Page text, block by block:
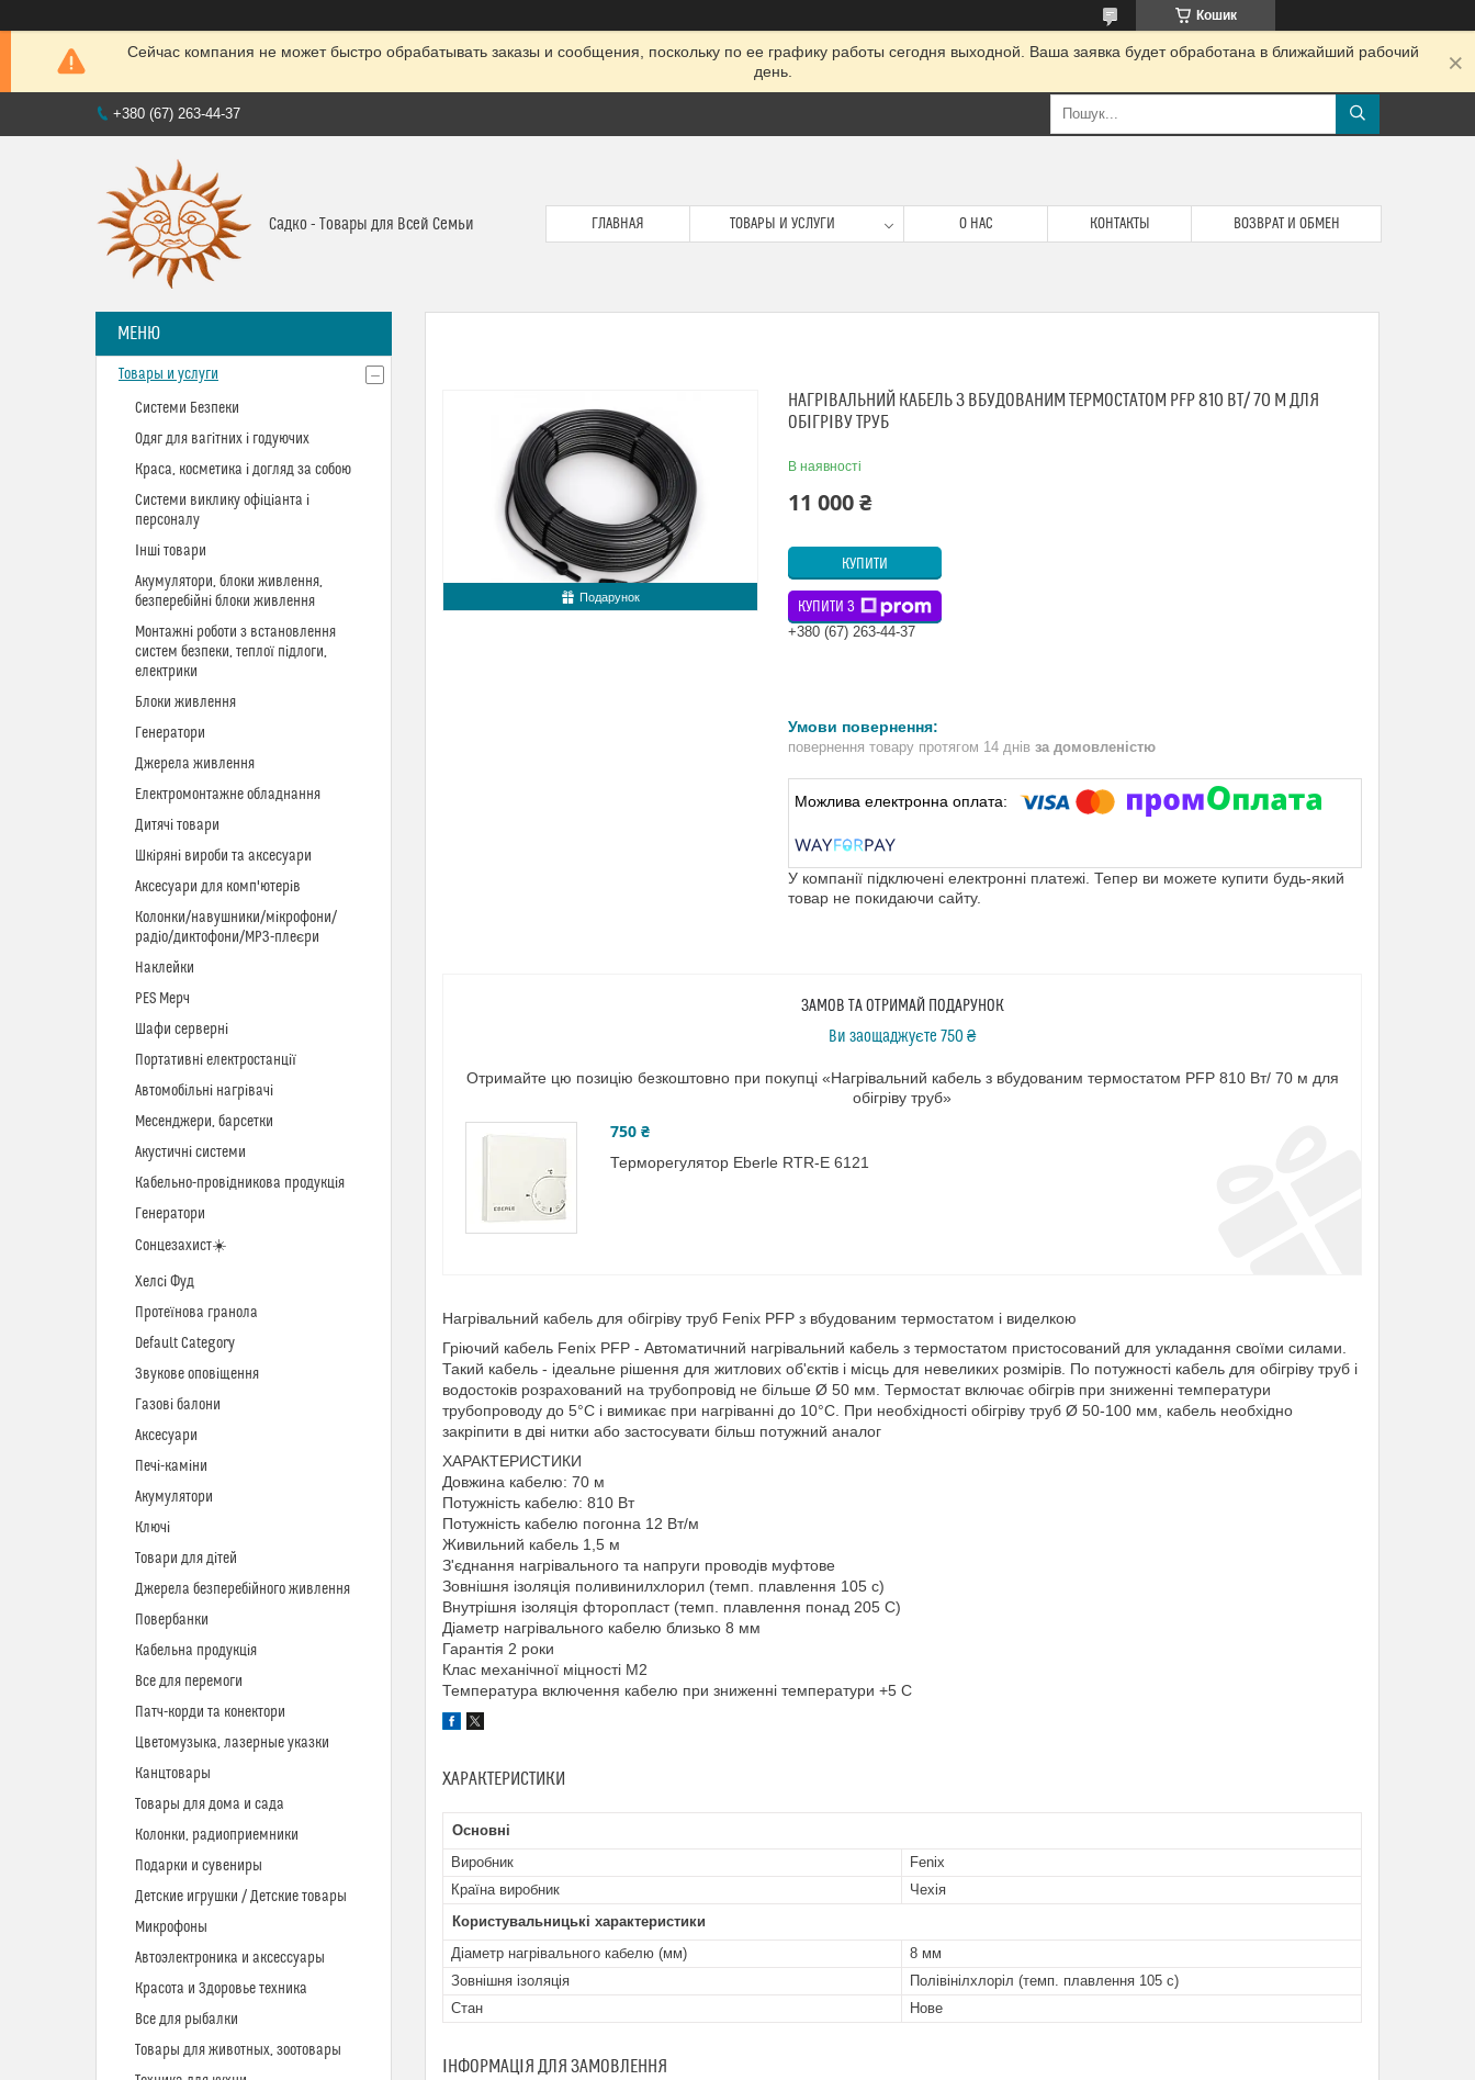
Кошик
Сейчас компания не может быстро обрабатывать заказы и сообщения, поскольку по ее графику работы сегодня выходной. Ваша заявка будет обработана в ближайший рабочий
день.
+380 (67) 263-44-37
Садко - Товары для Всей Семьи ГЛАВНАЯ ТОВАРЫ И УСЛУГИ О НАС КОНТАКТЫ ВОЗВРАТ И ОБМЕН
Подарунок
НАГРІВАЛЬНИЙ КАБЕЛЬ З ВБУДОВАНИМ ТЕРМОСТАТОМ PFP 810 ВТ/ 70 М ДЛЯ
ОБІГРІВУ ТРУБ
В наявності
11 000 ₴
КУПИТИ
КУПИТИ З
+380 (67) 263-44-37
повернення товару протягом 14 днів за домовленістю
У компанії підключені електронні платежі. Тепер ви можете купити будь-який
товар не покидаючи сайту.
ЗАМОВ ТА ОТРИМАЙ ПОДАРУНОК
Ви заощаджуєте 750 ₴
Отримайте цю позицію безкоштовно при покупці «Нагрівальний кабель з вбудованим термостатом PFP 810 Вт/ 70 м для
обігріву труб»
750 ₴
Терморегулятор Eberle RTR-E 6121
Нагрівальний кабель для обігріву труб Fenix PFP з вбудованим термостатом і виделкою
Гріючий кабель Fenix PFP - Автоматичний нагрівальний кабель з термостатом пристосований для укладання своїми силами.
Такий кабель - ідеальне рішення для житлових об'єктів і місць для невеликих розмірів. По потужності кабель для обігріву труб і
водостоків розрахований на трубопровід не більше Ø 50 мм. Термостат включає обігрів при зниженні температури
трубопроводу до 5°C і вимикає при нагріванні до 10°C. При необхідності обігріву труб Ø 50-100 мм, кабель необхідно
закріпити в дві нитки або застосувати більш потужний аналог
ХАРАКТЕРИСТИКИ
Довжина кабелю: 70 м
Потужність кабелю: 810 Вт
Потужність кабелю погонна 12 Вт/м
Живильний кабель 1,5 м
З'єднання нагрівального та напруги проводів муфтове
Зовнішня ізоляція поливинилхлорил (темп. плавлення 105 с)
Внутрішня ізоляція фторопласт (темп. плавлення понад 205 С)
Діаметр нагрівального кабелю близько 8 мм
Гарантія 2 роки
Клас механічної міцності М2
Температура включення кабелю при зниженні температури +5 С
ХАРАКТЕРИСТИКИ
Основні
Виробник
Fenix
Країна виробник
Чехія
Користувальницькі характеристики
Діаметр нагрівального кабелю (мм)
8 мм
Зовнішня ізоляція
Полівінілхлоріл (темп. плавлення 105 с)
Стан
Нове
ІНФОРМАЦІЯ ДЛЯ ЗАМОВЛЕННЯ
Товары и услуги
Системи Безпеки
Одяг для вагітних і годуючих
Краса, косметика і догляд за собою
Системи виклику офіціанта і
персоналу
Інші товари
Акумулятори, блоки живлення,
безперебійні блоки живлення
Монтажні роботи з встановлення
систем безпеки, теплої підлоги,
електрики
Блоки живлення
Генератори
Джерела живлення
Електромонтажне обладнання
Дитячі товари
Шкіряні вироби та аксесуари
Аксесуари для комп'ютерів
Колонки/навушники/мікрофони/
радіо/диктофони/MP3-плеєри
Наклейки
PES Мерч
Шафи серверні
Портативні електростанції
Автомобільні нагрівачі
Месенджери, барсетки
Акустичні системи
Кабельно-провідникова продукція
Генератори
Сонцезахист☀️
Хелсі Фуд
Протеїнова гранола
Default Category
Звукове оповіщення
Газові балони
Аксесуари
Печі-каміни
Акумулятори
Ключі
Товари для дітей
Джерела безперебійного живлення
Повербанки
Кабельна продукція
Все для перемоги
Патч-корди та конектори
Цветомузыка, лазерные указки
Канцтовары
Товары для дома и сада
Колонки, радиоприемники
Подарки и сувениры
Детские игрушки / Детские товары
Микрофоны
Автоэлектроника и аксессуары
Красота и Здоровье техника
Все для рыбалки
Товары для животных, зоотовары